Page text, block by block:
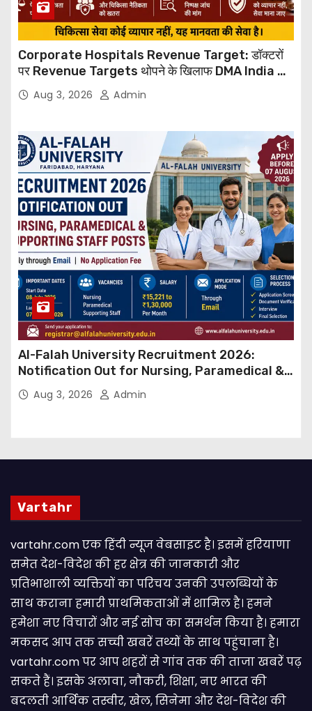
Corporate Hospitals Revenue Target: डॉक्टरों
पर Revenue Targets थोपने के खिलाफ DMA India का
बड़ा कदम, NHRC से Suo Motu जांच की मांग
Aug 3, 2026 Admin
Al-Falah University Recruitment 2026:
Notification Out for Nursing, Paramedical &
Supporting Staff Posts, Apply Through Email
Aug 3, 2026 Admin
Vartahr
vartahr.com एक हिंदी न्यूज वेबसाइट है। इसमें हरियाणा
समेत देश-विदेश की हर क्षेत्र की जानकारी और
प्रतिभाशाली व्यक्तियों का परिचय उनकी उपलब्धियों के
साथ कराना हमारी प्राथमिकताओं में शामिल है। हमने
हमेशा नए विचारों और नई सोच का समर्थन किया है। हमारा
मकसद आप तक सच्ची खबरें तथ्यों के साथ पहुंचाना है।
vartahr.com पर आप शहरों से गांव तक की ताजा खबरें पढ़
सकते हैं। इसके अलावा, नौकरी, शिक्षा, नए भारत की
बदलती आर्थिक तस्वीर, खेल, सिनेमा और देश-विदेश की